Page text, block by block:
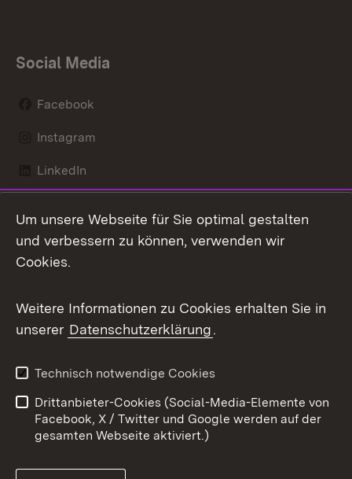
Social Media
Facebook
Instagram
LinkedIn
X / Twitter
Youtube
Kontakt
Datenschutz
Barrierefreiheit
Impressum
Cookies
Um unsere Webseite für Sie optimal gestalten
und verbessern zu können, verwenden wir
Cookies.
Weitere Informationen zu Cookies erhalten Sie in
unserer Datenschutzerklärung.
Technisch notwendige Cookies
Drittanbieter-Cookies (Social-Media-Elemente von
Facebook, X / Twitter und Google werden auf der
gesamten Webseite aktiviert.)